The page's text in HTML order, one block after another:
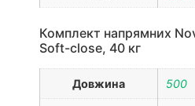
Комплект напрямних
Soft-close, 40 кг
Довжина 500